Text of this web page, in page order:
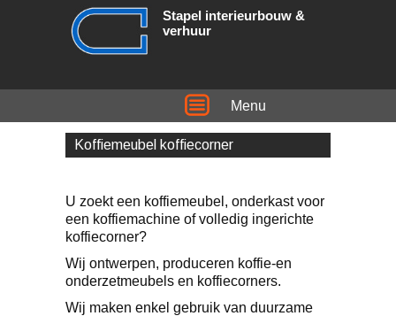
Stapel interieurbouw &
verhuur
Menu
Koffiemeubel koffiecorner
U zoekt een koffiemeubel, onderkast voor
een koffiemachine of volledig ingerichte
koffiecorner?
Wij ontwerpen, produceren koffie-en
onderzetmeubels en koffiecorners.
Wij maken enkel gebruik van duurzame